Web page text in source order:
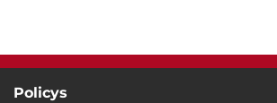
Policys